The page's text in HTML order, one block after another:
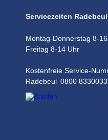
Servicezeiten
Montag-Donnerstag 8-
Freitag 8-14 Uhr
Kostenfreie Service-
Radebeul 0800 8330033